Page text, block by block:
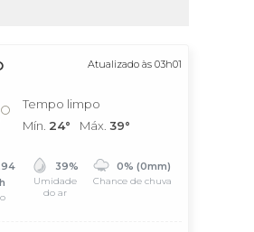
Atualizado às 03h01
Tempo limpo
Mín. 24° Máx. 39°
39%
Umidade
do ar
0% (0mm)
Chance de chuva